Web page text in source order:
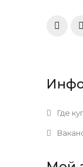
Где